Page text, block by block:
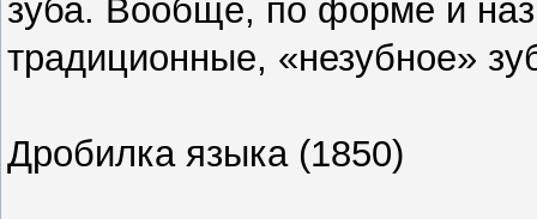
зуба. Вообще, по форме и
традиционные, «незубное»
Дробилка языка (1850)